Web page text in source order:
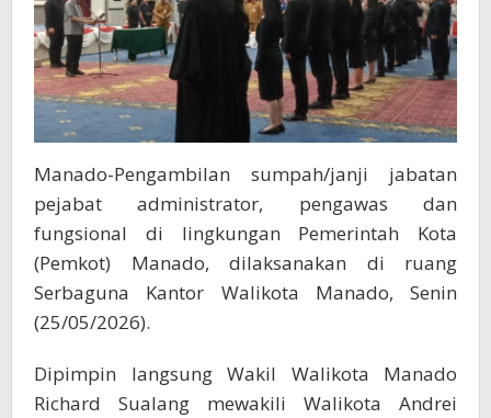
Manado-Pengambilan sumpah/janji jabatan
pejabat administrator, pengawas dan
fungsional di lingkungan Pemerintah Kota
(Pemkot) Manado, dilaksanakan di ruang
Serbaguna Kantor Walikota Manado, Senin
(25/05/2026).
Dipimpin langsung Wakil Walikota Manado
Richard Sualang mewakili Walikota Andrei